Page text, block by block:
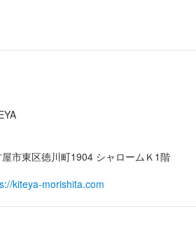
店の場所を改めて別のお店でディナーの
ェフは、以前は私の勤め先で働いていたこ
、食いしん坊な私はそれがメインのランチ
リームコロッケはサイドメニューとして
市東区徳川町1904 シャロームＫ1階
kiteya-morishita.com